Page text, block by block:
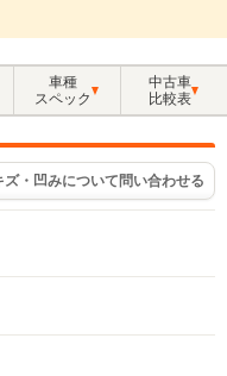
車種
スペック
中古車
比較表
ズ・凹みについて問い合わせる